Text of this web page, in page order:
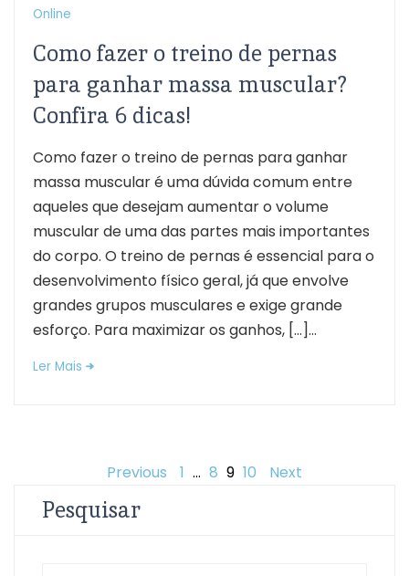
Online
Como fazer o treino de pernas
para ganhar massa muscular?
Confira 6 dicas!
Como fazer o treino de pernas para ganhar
massa muscular é uma dúvida comum entre
aqueles que desejam aumentar o volume
muscular de uma das partes mais importantes
do corpo. O treino de pernas é essencial para o
desenvolvimento físico geral, já que envolve
grandes grupos musculares e exige grande
esforço. Para maximizar os ganhos, […]...
Ler Mais
pagination
Previous 1 … 8 9 10 Next
Pesquisar